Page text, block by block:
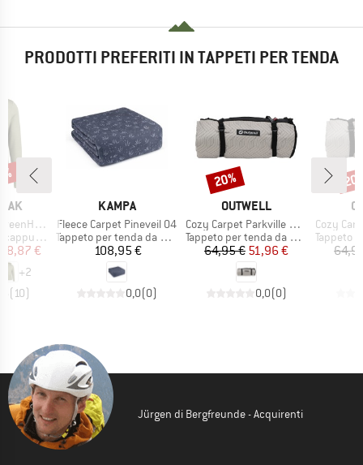
PRODOTTI PREFERITI IN TAPPETI PER TENDA
Hoody
ridotto
68,87 €
+2
(10)
MARCHIO
KAMPA
Articolo
Fleece Carpet Pineveil 04
Gruppo di prodotti
Tappeto per tenda da campeggio
Prezzo
108,95 €
0,0(0)
MARCHIO
OUTWELL
Articolo
Cozy Carpet Parkville 200SA
Gruppo di prodotti
Tappeto per tenda da campeggio
Prezzo
64,95 €Prezzo ridotto
51,96 €
0,0(0)
Sconto
20%
Articolo
Cozy
Gruppo
Tappeto per
Jürgen di Bergfreunde - Acquirenti